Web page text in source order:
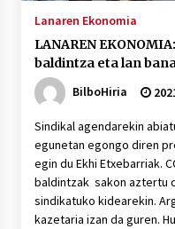
Lanaren Ekonomia
LANAREN
baldintza eta lan
BilboHiria
Sindikal agendarekin
egunetan egongo diren
egin du Ekhi Etxebarriak.
baldintzak sakon aztertu
sindikatuko kidearekin.
kazetaria izan da guren.